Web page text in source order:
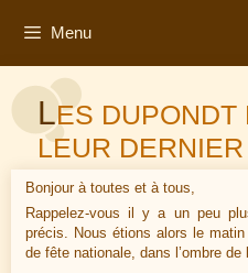
Menu
LES DUPONDT
LEUR
Bonjour à toutes et à tous,
Rappelez-vous il y a un peu
précis. Nous étions alors le
de fête nationale, dans l’ombre de